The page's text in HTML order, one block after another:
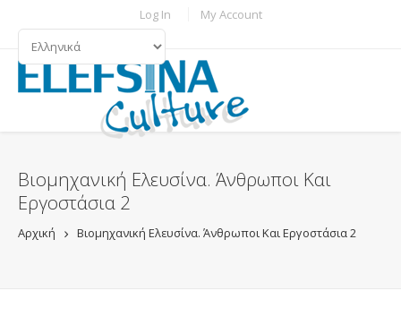
Παράκαμψη προς το κυρίως περιεχόμενο
Log In My Account
ΓΛΏΣΣΕΣ
Βιομηχανική Ελευσίνα. Άνθρωποι Και
Εργοστάσια 2
Αρχική Βιομηχανική Ελευσίνα. Άνθρωποι Και Εργοστάσια 2